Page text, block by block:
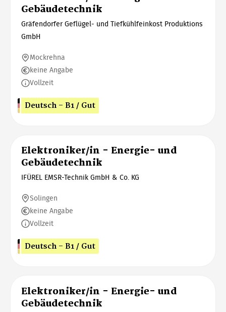
Gebäudetechnik
Gräfendorfer Geflügel- und Tiefkühlfeinkost Produktions
GmbH
Mockrehna
keine Angabe
Vollzeit
Deutsch - B1 / Gut
Elektroniker/in - Energie- und
Gebäudetechnik
IFÜREL EMSR-Technik GmbH & Co. KG
Solingen
keine Angabe
Vollzeit
Deutsch - B1 / Gut
Elektroniker/in - Energie- und
Gebäudetechnik